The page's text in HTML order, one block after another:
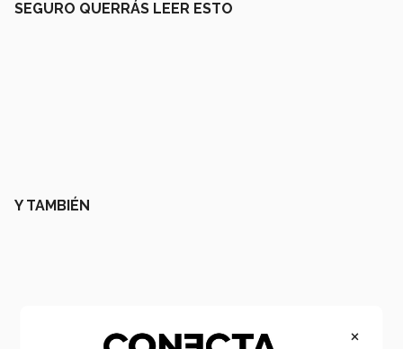
SEGURO QUERRÁS LEER ESTO
Y TAMBIÉN
×